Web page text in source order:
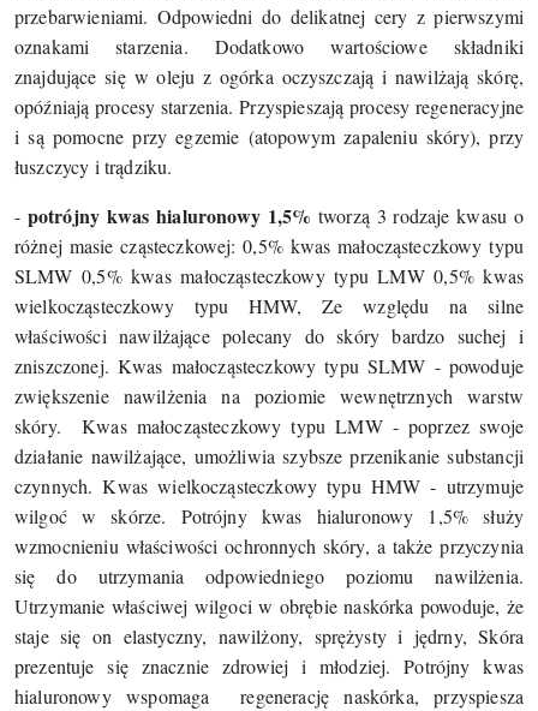
przebarwieniami. Odpowiedni do delikatnej cery z pierwszymi
oznakami starzenia. Dodatkowo wartościowe składniki
znajdujące się w oleju z ogórka oczyszczają i nawilżają skórę,
opóźniają procesy starzenia. Przyspieszają procesy regeneracyjne
i są pomocne przy egzemie (atopowym zapaleniu skóry), przy
łuszczycy i trądziku.
- potrójny kwas hialuronowy 1,5% tworzą 3 rodzaje kwasu o
różnej masie cząsteczkowej: 0,5% kwas małocząsteczkowy typu
SLMW 0,5% kwas małocząsteczkowy typu LMW 0,5% kwas
wielkocząsteczkowy typu HMW, Ze względu na silne
właściwości nawilżające polecany do skóry bardzo suchej i
zniszczonej. Kwas małocząsteczkowy typu SLMW - powoduje
zwiększenie nawilżenia na poziomie wewnętrznych warstw
skóry.
Kwas małocząsteczkowy typu LMW - poprzez swoje
działanie nawilżające, umożliwia szybsze przenikanie substancji
czynnych. Kwas wielkocząsteczkowy typu HMW - utrzymuje
wilgoć w skórze. Potrójny kwas hialuronowy 1,5% służy
wzmocnieniu właściwości ochronnych skóry, a także przyczynia
się do utrzymania odpowiedniego poziomu nawilżenia.
Utrzymanie właściwej wilgoci w obrębie naskórka powoduje, że
staje się on elastyczny, nawilżony, sprężysty i jędrny, Skóra
prezentuje się znacznie zdrowiej i młodziej. Potrójny kwas
hialuronowy wspomaga
regenerację naskórka, przyspiesza